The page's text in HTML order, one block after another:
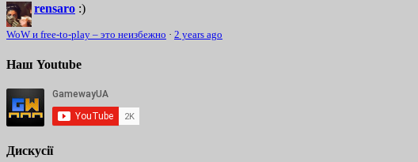
rensaro :)
WoW и free-to-play – это неизбежно · 2 years ago
Наш Youtube
Дискусії